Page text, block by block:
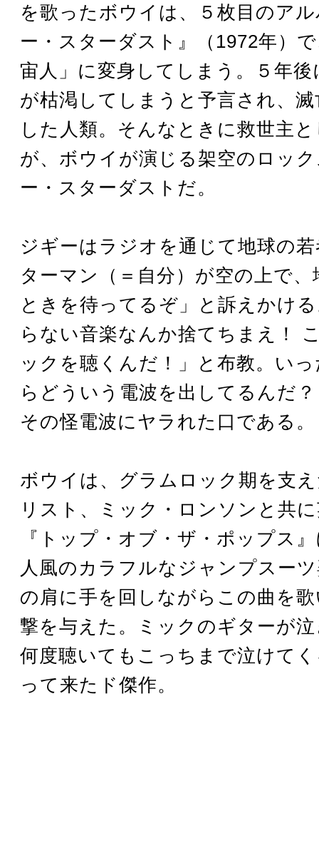
を歌ったボウイは、５枚目のア
ー・スターダスト』（1972年）
宙人」に変身してしまう。５年後
が枯渇してしまうと予言され、
した人類。そんなときに救世主
が、ボウイが演じる架空のロッ
ー・スターダストだ。
ジギーはラジオを通じて地球の
ターマン（＝自分）が空の上で
ときを待ってるぞ」と訴えかけ
らない音楽なんか捨てちまえ！
ックを聴くんだ！」と布教。い
らどういう電波を出してるんだ
その怪電波にヤラれた口である。
ボウイは、グラムロック期を支
リスト、ミック・ロンソンと共
『トップ・オブ・ザ・ポップス
人風のカラフルなジャンプスー
の肩に手を回しながらこの曲を
撃を与えた。ミックのギターが
何度聴いてもこっちまで泣けて
って来たド傑作。